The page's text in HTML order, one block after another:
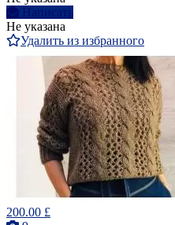
Написать
Не указана
Удалить из избранного
200.00 £